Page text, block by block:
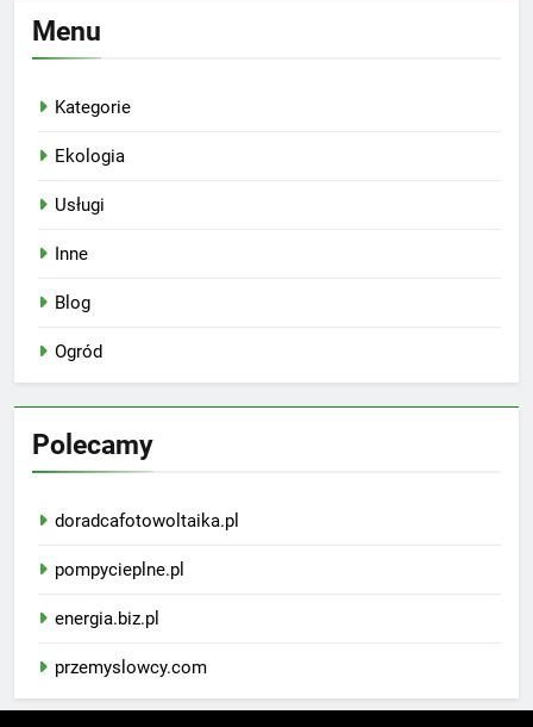
Menu
Kategorie
Ekologia
Usługi
Inne
Blog
Ogród
Polecamy
doradcafotowoltaika.pl
pompycieplne.pl
energia.biz.pl
przemyslowcy.com